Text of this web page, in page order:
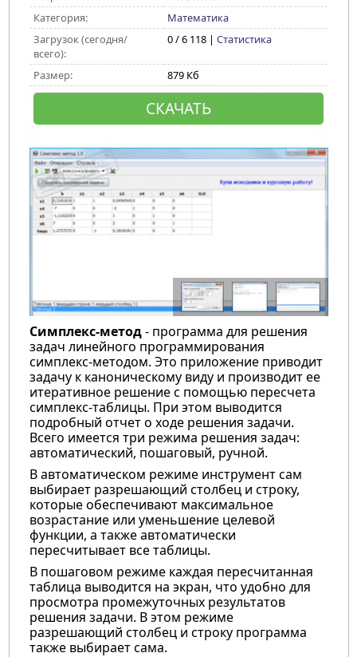
Категория:
Математика
Загрузок (сегодня/
всего):
0 / 6 118 | Статистика
Размер: 879 Кб
СКАЧАТЬ
Симплекс-метод- программа для решения
задач линейного программирования
симплекс-методом. Это приложение приводит
задачу к каноническому виду и производит ее
итеративное решение с помощью пересчета
симплекс-таблицы. При этом выводится
подробный отчет о ходе решения задачи.
Всего имеется три режима решения задач:
автоматический, пошаговый, ручной.
В автоматическом режиме инструмент сам
выбирает разрешающий столбец и строку,
которые обеспечивают максимальное
возрастание или уменьшение целевой
функции, а также автоматически
пересчитывает все таблицы.
В пошаговом режиме каждая пересчитанная
таблица выводится на экран, что удобно для
просмотра промежуточных результатов
решения задачи. В этом режиме
разрешающий столбец и строку программа
также выбирает сама.